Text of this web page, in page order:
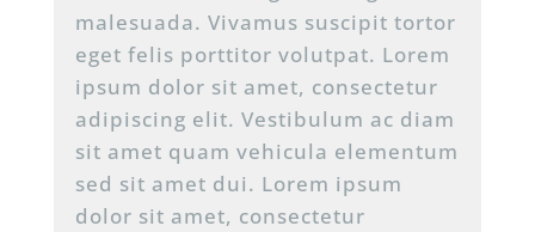
malesuada. Vivamus suscipit tortor
eget felis porttitor volutpat. Lorem
ipsum dolor sit amet, consectetur
adipiscing elit. Vestibulum ac diam
sit amet quam vehicula elementum
sed sit amet dui. Lorem ipsum
dolor sit amet, consectetur